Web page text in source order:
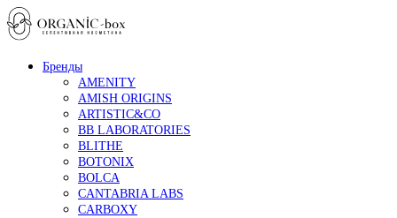
Бренды
AMENITY
AMISH ORIGINS
ARTISTIC&CO
BB LABORATORIES
BLITHE
BOTONIX
BOLCA
CANTABRIA LABS
CARBOXY